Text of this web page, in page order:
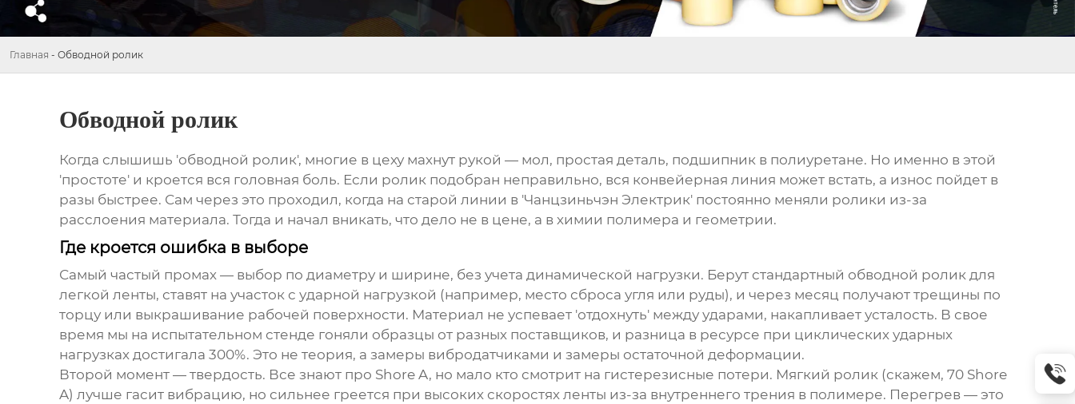
Главная - Обводной ролик
Обводной ролик
Когда слышишь 'обводной ролик', многие в цеху махнут рукой — мол, простая деталь, подшипник в полиуретане. Но именно в этой
'простоте' и кроется вся головная боль. Если ролик подобран неправильно, вся конвейерная линия может встать, а износ пойдет в
разы быстрее. Сам через это проходил, когда на старой линии в 'Чанцзиньчэн Электрик' постоянно меняли ролики из-за
расслоения материала. Тогда и начал вникать, что дело не в цене, а в химии полимера и геометрии.
Где кроется ошибка в выборе
Самый частый промах — выбор по диаметру и ширине, без учета динамической нагрузки. Берут стандартный обводной роликдля
легкой ленты, ставят на участок с ударной нагрузкой (например, место сброса угля или руды), и через месяц получают трещины по
торцу или выкрашивание рабочей поверхности. Материал не успевает 'отдохнуть' между ударами, накапливает усталость. В свое
время мы на испытательном стенде гоняли образцы от разных поставщиков, и разница в ресурсе при циклических ударных
нагрузках достигала 300%. Это не теория, а замеры вибродатчиками и замеры остаточной деформации.
Второй момент — твердость. Все знают про Shore A, но мало кто смотрит на гистерезисные потери. Мягкий ролик (скажем, 70 Shore
A) лучше гасит вибрацию, но сильнее греется при высоких скоростях ленты из-за внутреннего трения в полимере. Перегрев — это